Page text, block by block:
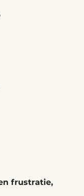
frustratie,